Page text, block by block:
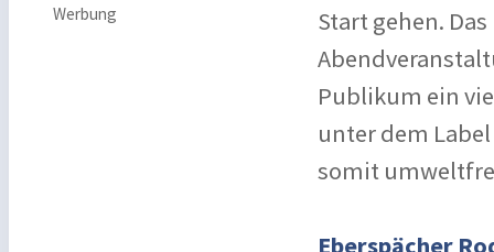
Werbung
Start gehen.
Publikum ein
unter dem
somit
Eberspächer